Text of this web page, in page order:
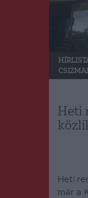
Heti
Heti
már a